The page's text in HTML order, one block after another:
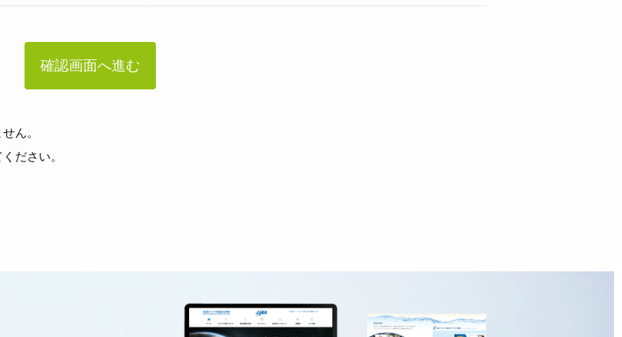
ん。
ださい。